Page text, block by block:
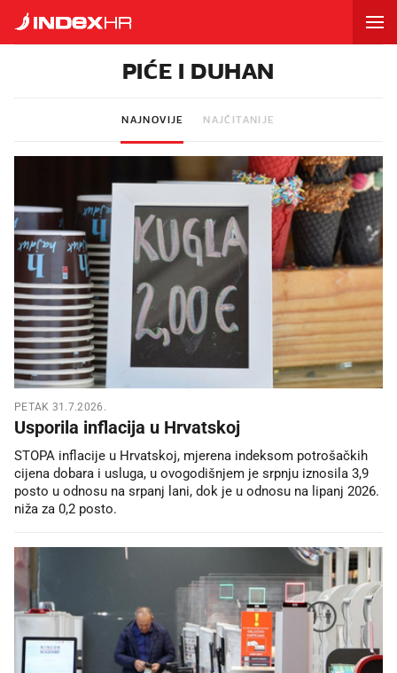
PIĆE I DUHAN
NAJNOVIJE NAJČITANIJE
PETAK 31.7.2026.
Usporila inflacija u Hrvatskoj
STOPA inflacije u Hrvatskoj, mjerena indeksom potrošačkih
cijena dobara i usluga, u ovogodišnjem je srpnju iznosila 3,9
posto u odnosu na srpanj lani, dok je u odnosu na lipanj 2026.
niža za 0,2 posto.